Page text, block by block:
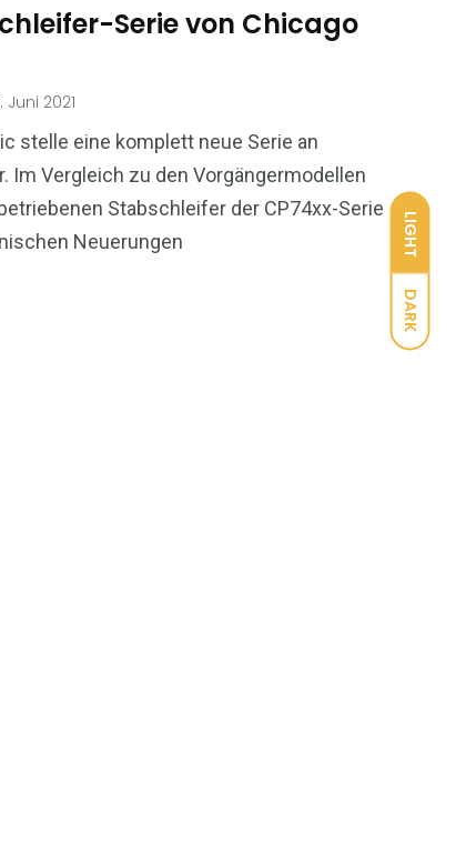
LIGHT
DARK
Serie von Chicago
Juni 2021
stelle eine komplett neue Serie an
Im Vergleich zu den Vorgängermodellen
Stabschleifer der CP74xx-Serie
Neuerungen